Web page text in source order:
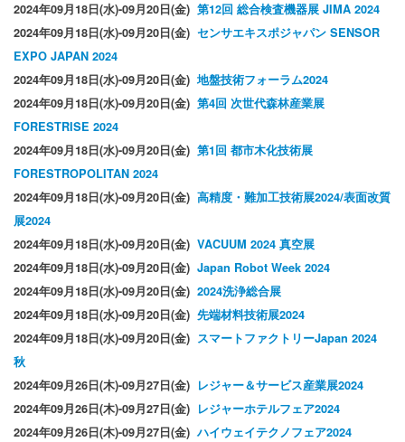
2024年09月18日(水)-09月20日(金) 第12回 総合検査機器展 JIMA 2024
2024年09月18日(水)-09月20日(金) センサエキスポジャパン SENSOR
EXPO JAPAN 2024
2024年09月18日(水)-09月20日(金) 地盤技術フォーラム2024
2024年09月18日(水)-09月20日(金) 第4回 次世代森林産業展
FORESTRISE 2024
2024年09月18日(水)-09月20日(金) 第1回 都市木化技術展
FORESTROPOLITAN 2024
2024年09月18日(水)-09月20日(金) 高精度・難加工技術展2024/表面改質
展2024
2024年09月18日(水)-09月20日(金) VACUUM 2024 真空展
2024年09月18日(水)-09月20日(金) Japan Robot Week 2024
2024年09月18日(水)-09月20日(金) 2024洗浄総合展
2024年09月18日(水)-09月20日(金) 先端材料技術展2024
2024年09月18日(水)-09月20日(金) スマートファクトリーJapan 2024
秋
2024年09月26日(木)-09月27日(金) レジャー＆サービス産業展2024
2024年09月26日(木)-09月27日(金) レジャーホテルフェア2024
2024年09月26日(木)-09月27日(金) ハイウェイテクノフェア2024